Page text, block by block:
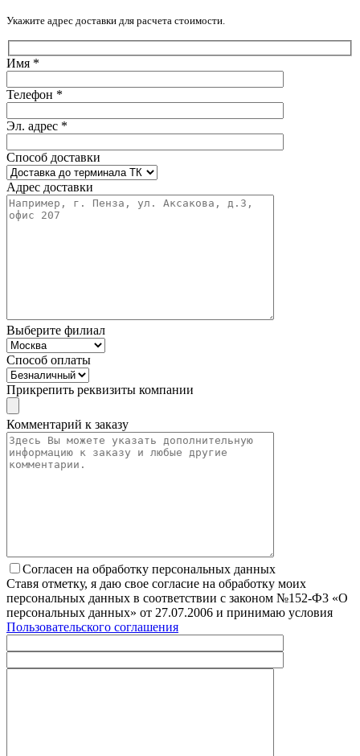
Укажите адрес доставки для расчета стоимости.
Имя *
Телефон *
Эл. адрес *
Способ доставки
Адрес доставки
Выберите филиал
Способ оплаты
Прикрепить реквизиты компании
Комментарий к заказу
Согласен на обработку персональных данных
Ставя отметку, я даю свое согласие на обработку моих
персональных данных в соответствии с законом №152-Ф3 «О
персональных данных» от 27.07.2006 и принимаю условия
Пользовательского соглашения